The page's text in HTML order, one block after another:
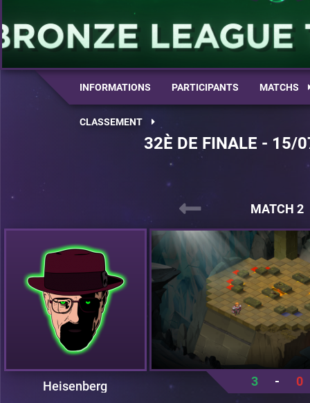
INFORMATIONS PARTICIPANTS MATCHS
CLASSEMENT
32È DE FINALE - 15/
MATCH 2
Heisenberg 3 - 0